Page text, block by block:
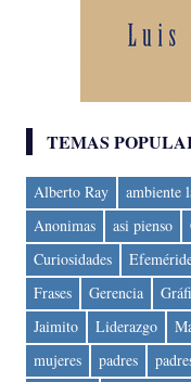
TEMAS
Alberto Ray ambiente
Anonimas
asi pienso
Curiosidades
Frases
Gerencia
Jaimito
Liderazgo
mujeres
padres